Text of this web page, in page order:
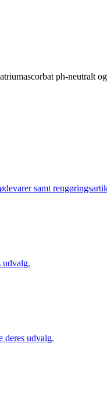
ph-neutralt
samt
udvalg.
deres udvalg.